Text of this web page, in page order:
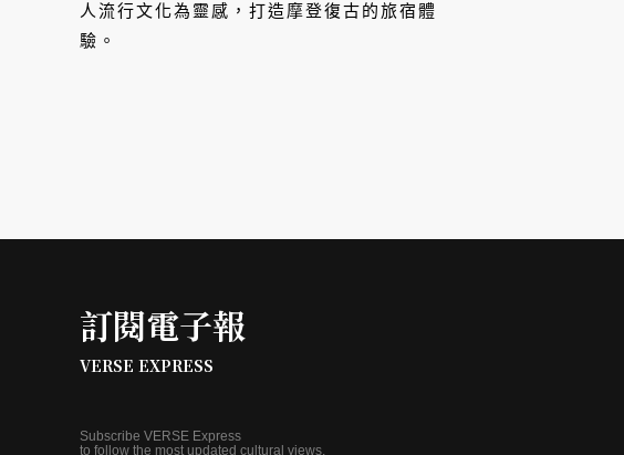
人流行文化為靈感，打造摩登復古的旅宿體
驗。
訂閱電子報
VERSE EXPRESS
Subscribe VERSE Express
to follow the most updated cultural views.